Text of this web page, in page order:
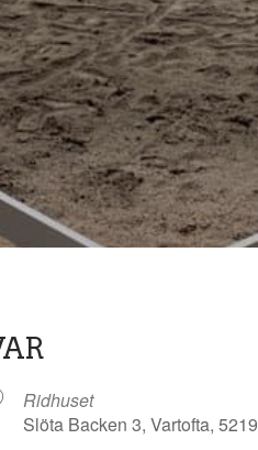
Ridhuset
Slöta Backen 3, Vartofta,